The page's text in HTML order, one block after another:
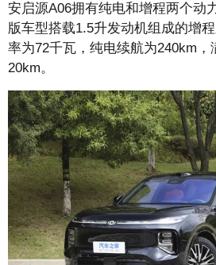
安启源A06拥有纯电和增程两个动
版车型搭载1.5升发动机组成的增
率为72千瓦，纯电续航为240km
20km。